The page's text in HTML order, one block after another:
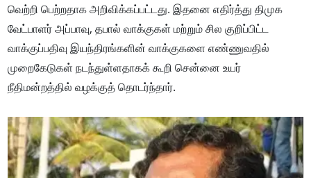
வெற்றி பெற்றதாக அறிவிக்கப்பட்டது. இதனை எதிர்த்து திமுக
வேட்பாளர் அப்பாவு, தபால் வாக்குகள் மற்றும் சில குறிப்பிட்ட
வாக்குப்பதிவு இயந்திரங்களின் வாக்குகளை எண்ணுவதில்
முறைகேடுகள் நடந்துள்ளதாகக் கூறி சென்னை உயர்
நீதிமன்றத்தில் வழக்குத் தொடர்ந்தார்.